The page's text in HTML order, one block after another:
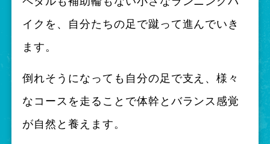
イクを、自分たちの足で蹴って進んでいき
ます。
倒れそうになっても自分の足で支え、様々
なコースを走ることで体幹とバランス感覚
が自然と養えます。